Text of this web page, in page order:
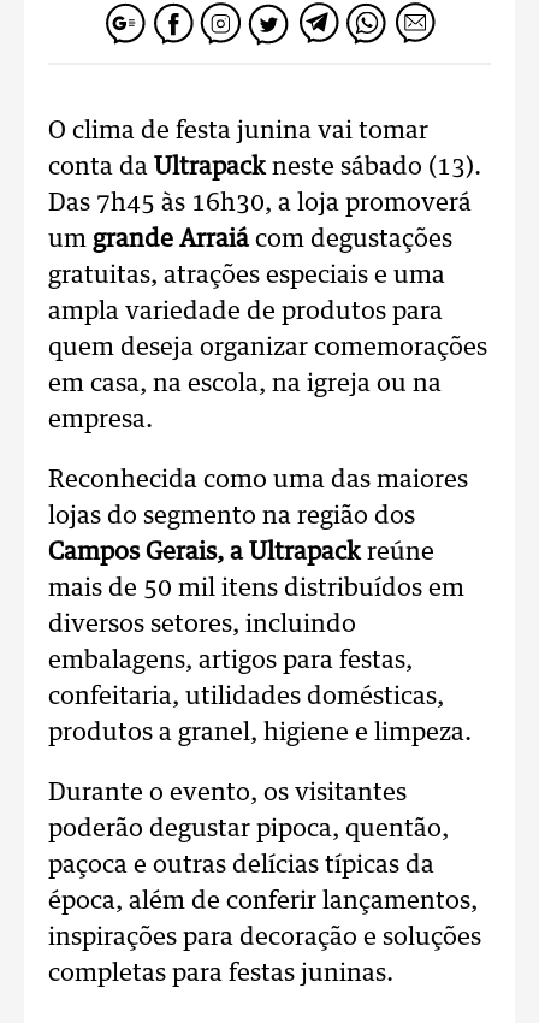
O clima de festa junina vai tomar
conta da Ultrapackneste sábado (13).
Das 7h45 às 16h30, a loja promoverá
um grande Arraiácom degustações
gratuitas, atrações especiais e uma
ampla variedade de produtos para
quem deseja organizar comemorações
em casa, na escola, na igreja ou na
empresa.
Reconhecida como uma das maiores
lojas do segmento na região dos
Campos Gerais, a Ultrapackreúne
mais de 50 mil itens distribuídos em
diversos setores, incluindo
embalagens, artigos para festas,
confeitaria, utilidades domésticas,
produtos a granel, higiene e limpeza.
Durante o evento, os visitantes
poderão degustar pipoca, quentão,
paçoca e outras delícias típicas da
época, além de conferir lançamentos,
inspirações para decoração e soluções
completas para festas juninas.